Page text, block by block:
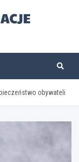
obywateli